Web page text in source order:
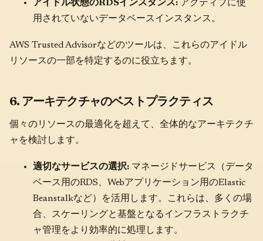
アイドル状態のRDSインスタンス: アクティブに使
用されていないデータベースインスタンス。
AWS Trusted Advisorなどのツールは、これらのアイドル
リソースの一部を特定するのに役立ちます。
6. アーキテクチャのベストプラクティス
個々のリソースの最適化を超えて、全体的なアーキテクチ
ャを検討します。
適切なサービスの選択: マネージドサービス（データ
ベース用のRDS、Webアプリケーション用のElastic
Beanstalkなど）を活用します。これらは、多くの場
合、スケーリングと基盤となるインフラストラクチ
ャ管理をより効率的に処理します。